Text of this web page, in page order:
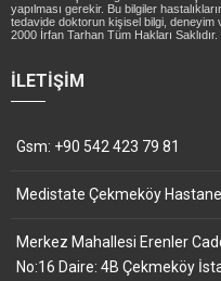
yapılması gerekir. Bu bilgiler
tedavide doktorun kişisel bilgi,
2000 İrfan Tarhan Tüm Hakları Saklıdır.
İLETIŞIM
Gsm: +90 542 423 79 81
Medistate Çekmeköy
Merkez Mahallesi Erenler
No:16 Daire: 4B Çekmeköy